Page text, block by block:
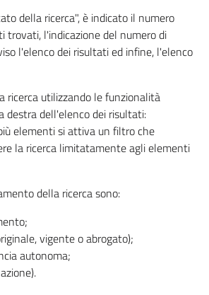
della ricerca", è indicato il numero
trovati, l'indicazione del numero di
l'elenco dei risultati ed infine, l'elenco
ricerca utilizzando le funzionalità
destra dell'elenco dei risultati:
elementi si attiva un filtro che
la ricerca limitatamente agli elementi
della ricerca sono:
vigente o abrogato);
autonoma;